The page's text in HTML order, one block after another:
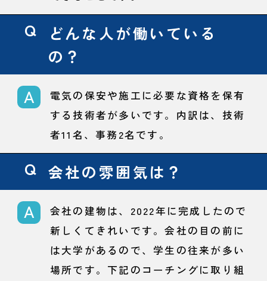
どんな人が働いている
の？
電気の保安や施工に必要な資格を保有
する技術者が多いです。内訳は、技術
者11名、事務2名です。
会社の雰囲気は？
会社の建物は、2022年に完成したので
新しくてきれいです。会社の目の前に
は大学があるので、学生の往来が多い
場所です。下記のコーチングに取り組